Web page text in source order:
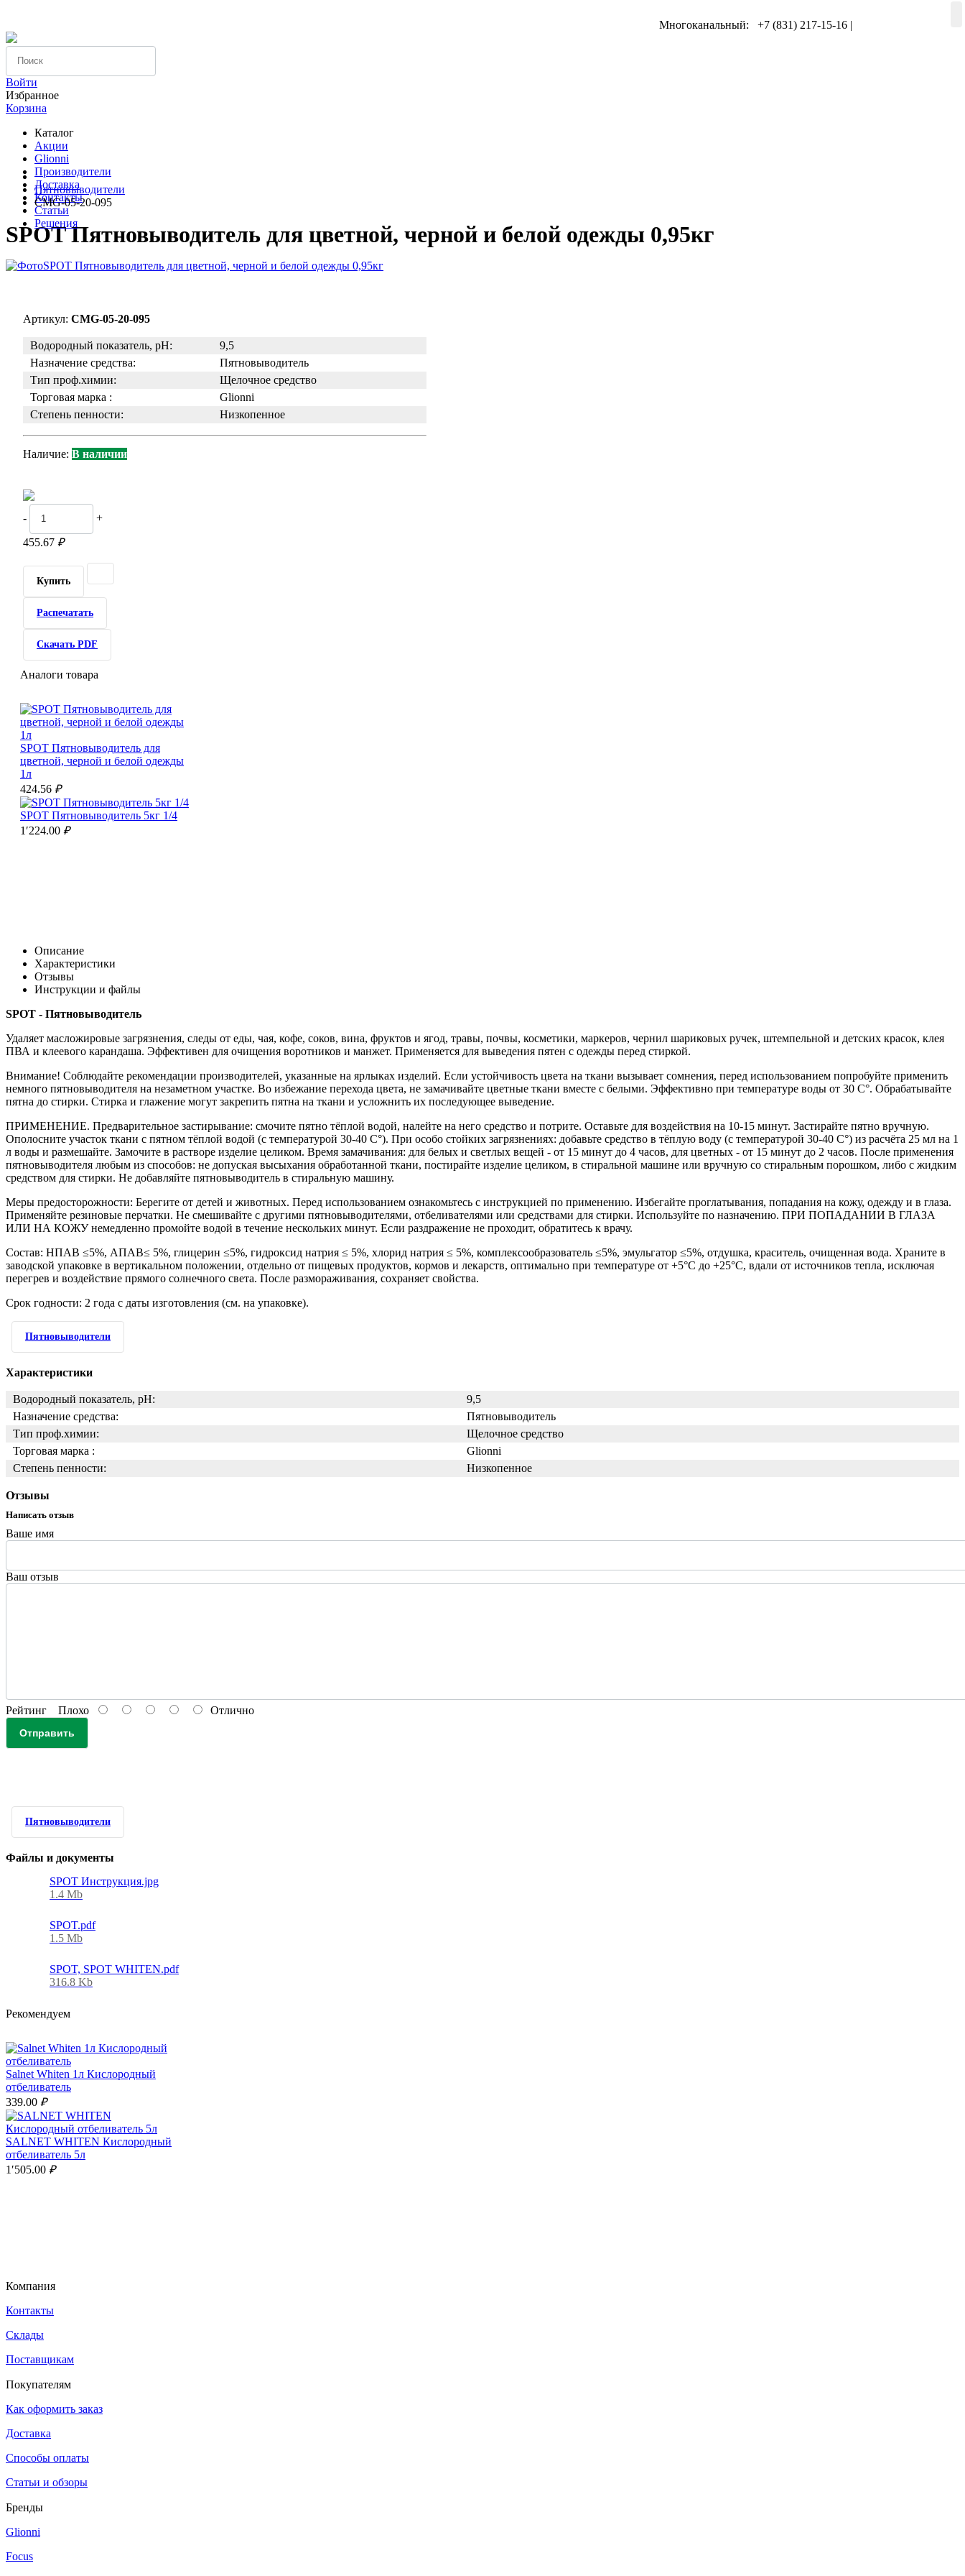
Многоканальный: +7 (831) 217-15-16 |
Войти
Избранное
Корзина
Каталог
Акции
Glionni
Производители
Доставка
Контакты
Статьи
Решения
Пятновыводители
CMG-05-20-095
SPOT Пятновыводитель для цветной, черной и белой одежды 0,95кг
Артикул: CMG-05-20-095
Водородный показатель, pH:
9,5
Назначение средства:
Пятновыводитель
Тип проф.химии:
Щелочное средство
Торговая марка :
Glionni
Степень пенности:
Низкопенное
Наличие: В наличии
-
+
455.67 ₽
Купить
Распечатать
Скачать PDF
Аналоги товара
SPOT Пятновыводитель для
цветной, черной и белой одежды
1л
424.56 ₽
SPOT Пятновыводитель 5кг 1/4
1′224.00 ₽
Описание
Характеристики
Отзывы
Инструкции и файлы
SPOT - Пятновыводитель
Удаляет масложировые загрязнения, следы от еды, чая, кофе, соков, вина, фруктов и ягод, травы, почвы, косметики, маркеров, чернил шариковых ручек, штемпельной и детских красок, клея
ПВА и клеевого карандаша. Эффективен для очищения воротников и манжет. Применяется для выведения пятен с одежды перед стиркой.
Внимание! Соблюдайте рекомендации производителей, указанные на ярлыках изделий. Если устойчивость цвета на ткани вызывает сомнения, перед использованием попробуйте применить
немного пятновыводителя на незаметном участке. Во избежание перехода цвета, не замачивайте цветные ткани вместе с белыми. Эффективно при температуре воды от 30 С°. Обрабатывайте
пятна до стирки. Стирка и глажение могут закрепить пятна на ткани и усложнить их последующее выведение.
ПРИМЕНЕНИЕ. Предварительное застирывание: смочите пятно тёплой водой, налейте на него средство и потрите. Оставьте для воздействия на 10-15 минут. Застирайте пятно вручную.
Ополосните участок ткани с пятном тёплой водой (с температурой 30-40 С°). При особо стойких загрязнениях: добавьте средство в тёплую воду (с температурой 30-40 С°) из расчёта 25 мл на 1
л воды и размешайте. Замочите в растворе изделие целиком. Время замачивания: для белых и светлых вещей - от 15 минут до 4 часов, для цветных - от 15 минут до 2 часов. После применения
пятновыводителя любым из способов: не допуская высыхания обработанной ткани, постирайте изделие целиком, в стиральной машине или вручную со стиральным порошком, либо с жидким
средством для стирки. Не добавляйте пятновыводитель в стиральную машину.
Меры предосторожности: Берегите от детей и животных. Перед использованием ознакомьтесь с инструкцией по применению. Избегайте проглатывания, попадания на кожу, одежду и в глаза.
Применяйте резиновые перчатки. Не смешивайте с другими пятновыводителями, отбеливателями или средствами для стирки. Используйте по назначению. ПРИ ПОПАДАНИИ В ГЛАЗА
ИЛИ НА КОЖУ немедленно промойте водой в течение нескольких минут. Если раздражение не проходит, обратитесь к врачу.
Состав: НПАВ ≤5%, АПАВ≤ 5%, глицерин ≤5%, гидроксид натрия ≤ 5%, хлорид натрия ≤ 5%, комплексообразователь ≤5%, эмульгатор ≤5%, отдушка, краситель, очищенная вода. Храните в
заводской упаковке в вертикальном положении, отдельно от пищевых продуктов, кормов и лекарств, оптимально при температуре от +5°С до +25°С, вдали от источников тепла, исключая
перегрев и воздействие прямого солнечного света. После размораживания, сохраняет свойства.
Срок годности: 2 года с даты изготовления (см. на упаковке).
Пятновыводители
Характеристики
Водородный показатель, pH:
9,5
Назначение средства:
Пятновыводитель
Тип проф.химии:
Щелочное средство
Торговая марка :
Glionni
Степень пенности:
Низкопенное
Отзывы
Написать отзыв
Ваше имя
Ваш отзыв
Рейтинг Плохо Отлично
Отправить
Пятновыводители
Файлы и документы
SPOT Инструкция.jpg
1.4 Mb
SPOT.pdf
1.5 Mb
SPOT, SPOT WHITEN.pdf
316.8 Kb
Рекомендуем
Salnet Whiten 1л Кислородный
отбеливатель
339.00 ₽
SALNET WHITEN Кислородный
отбеливатель 5л
1′505.00 ₽
Компания
Контакты
Склады
Поставщикам
Покупателям
Как оформить заказ
Доставка
Способы оплаты
Статьи и обзоры
Бренды
Glionni
Focus